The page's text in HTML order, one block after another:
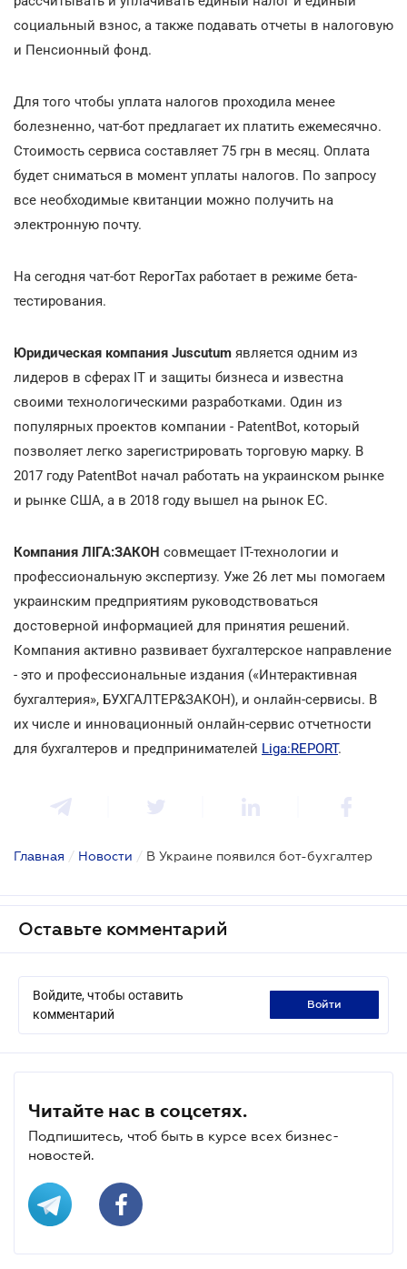
социальный взнос, а также подавать отчеты в налоговую
и Пенсионный фонд.
Для того чтобы уплата налогов проходила менее
болезненно, чат-бот предлагает их платить ежемесячно.
Стоимость сервиса составляет 75 грн в месяц. Оплата
будет сниматься в момент уплаты налогов. По запросу
все необходимые квитанции можно получить на
электронную почту.
На сегодня чат-бот ReporTax работает в режиме бета-
тестирования.
Юридическая компания Juscutum является одним из
лидеров в сферах IТ и защиты бизнеса и известна
своими технологическими разработками. Один из
популярных проектов компании - PatentBot, который
позволяет легко зарегистрировать торговую марку. В
2017 году PatentBot начал работать на украинском рынке
и рынке США, а в 2018 году вышел на рынок ЕС.
Компания ЛІГА:ЗАКОН совмещает ІТ-технологии и
профессиональную экспертизу. Уже 26 лет мы помогаем
украинским предприятиям руководствоваться
достоверной информацией для принятия решений.
Компания активно развивает бухгалтерское направление
- это и профессиональные издания («Интерактивная
бухгалтерия», БУХГАЛТЕР&ЗАКОН), и онлайн-сервисы. В
их числе и инновационный онлайн-сервис отчетности
для бухгалтеров и предпринимателей Liga:REPORT.
Главная / Новости / В Украине появился бот-бухгалтер
Оставьте комментарий
Войдите, чтобы оставить
комментарий
войти
Читайте нас в соцсетях.
Подпишитесь, чтоб быть в курсе всех бизнес-
новостей.